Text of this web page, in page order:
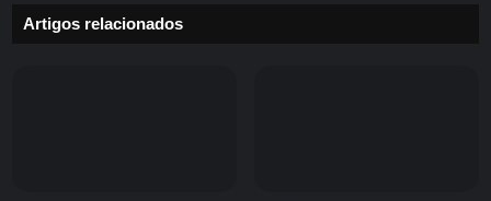
enormes buffs funcionando.
Artigos relacionados